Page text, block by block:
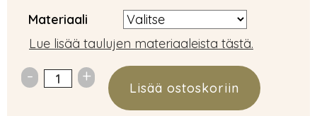
Materiaali
Lue lisää taulujen materiaaleista tästä.
Lisää ostoskoriin